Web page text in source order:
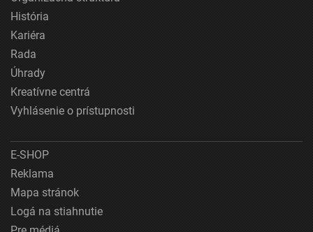
História
Kariéra
Rada
Úhrady
Kreatívne centrá
Vyhlásenie o prístupnosti
E-SHOP
Reklama
Mapa stránok
Logá na stiahnutie